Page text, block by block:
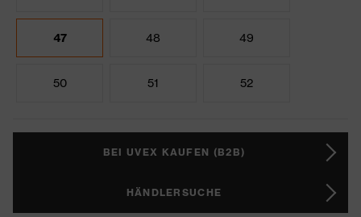
47 48 49
50 51 52
BEI UVEX KAUFEN (B2B)
HÄNDLERSUCHE